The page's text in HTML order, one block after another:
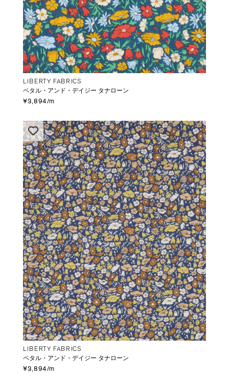
LIBERTY FABRICS
ペタル・アンド・デイジー タナローン
¥3,894/m
LIBERTY FABRICS
ペタル・アンド・デイジー タナローン
¥3,894/m